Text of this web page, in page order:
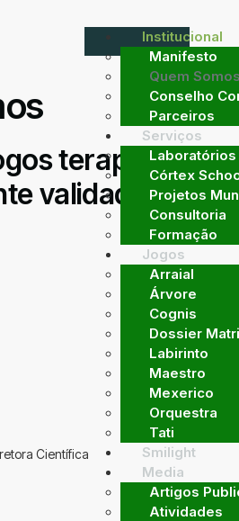
Institucional
Manifesto
Quem
Conselho
Parceiros
Serviços
Laboratórios
Córtex
Projetos
Consultoria
Formação
Jogos
Arraial
Árvore
Cognis
Dossier
Labirinto
Maestro
Mexerico
Orquestra
Tati
Smilight
Media
Artigos
Atividades
terapêuticos
validados
Científica